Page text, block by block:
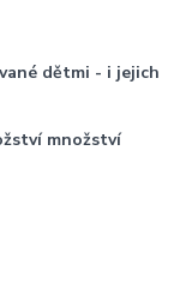
dětmi - i jejich
množství